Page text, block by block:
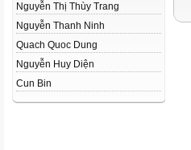
Nguyễn Thị Thùy Trang
Nguyễn Thanh Ninh
Quach Quoc Dung
Nguyễn Huy Diện
Cun Bin